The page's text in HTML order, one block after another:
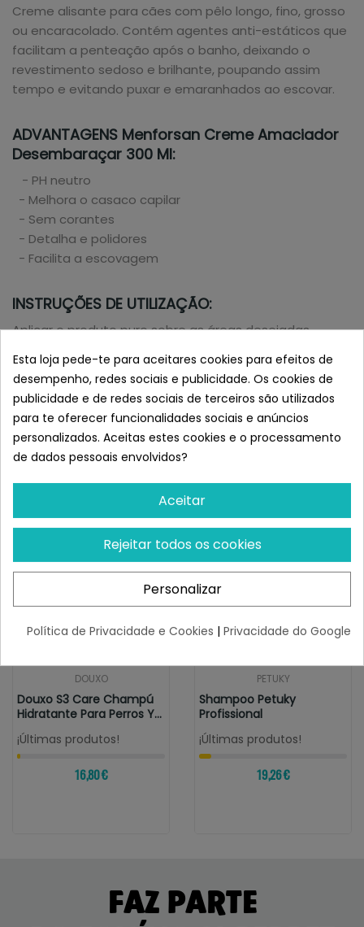
Creme alisante para cães com pêlo longo, fino, grosso
ou encaracolado. Contém agentes anti-estáticos que
facilitam a penteação após o banho, deixando o
revestimento sedoso e brilhante, poupando assim
tempo e evitando puxar e emaranhados ao escovar.
ADVANTAGENS Menforsan Creme Amaciador
Desembaraçar 300 Ml:
- PH neutro
- Melhora o casaco capilar
- Sem corantes
- Detalha e polidores
- Facilita a escovagem
INSTRUÇÕES DE UTILIZAÇÃO:
Aplicar o produto puro sobre as áreas desejadas
momentos antes da lavagem com champô.
Também pode ser aplicado após o champô, deixando-
o ligado por alguns momentos e enxaguando com
água morna antes de escovar.
Semelhante a Menforsan Crema
suavizante desenredante 300 ml
DOUXO
Douxo S3 Care Champú
Hidratante Para Perros Y
Gatos
¡Últimas produtos!
16,80 €
PETUKY
Shampoo Petuky
Profissional
¡Últimas produtos!
19,26 €
FAZ PARTE
Esta loja pede-te para aceitares cookies para efeitos de
desempenho, redes sociais e publicidade. Os cookies de
publicidade e de redes sociais de terceiros são utilizados
para te oferecer funcionalidades sociais e anúncios
personalizados. Aceitas estes cookies e o processamento
de dados pessoais envolvidos?
Aceitar
Rejeitar todos os cookies
Personalizar
Política de Privacidade e Cookies | Privacidade do Google